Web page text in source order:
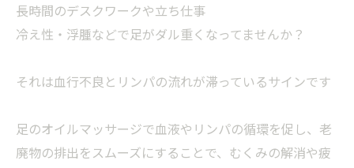
長時間のデスクワークや立ち仕事
冷え性・浮腫などで足がダル重くなってませんか？
それは血行不良とリンパの流れが滞っているサインです
足のオイルマッサージで血液やリンパの循環を促し、老
廃物の排出をスムーズにすることで、むくみの解消や疲